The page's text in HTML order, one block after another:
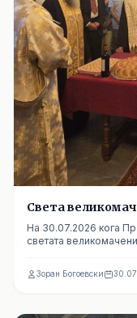
Cвета
На 30.07.2026 кога
светата
Зоран Богоевски